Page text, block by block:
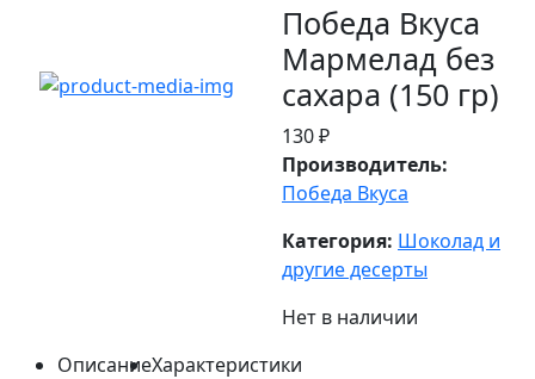
Победа Вкуса
Мармелад без
сахара (150 гр)
130 ₽
Производитель:
Победа Вкуса
Категория: Шоколад и
другие десерты
Нет в наличии
ОписаниеХарактеристики